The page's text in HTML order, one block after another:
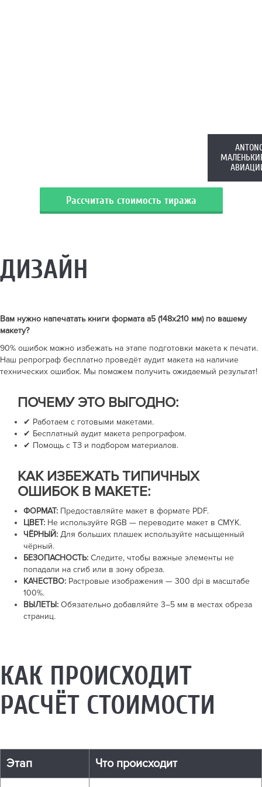
Рассчитать стоимость тиража
ДИЗАЙН
Вам нужно напечатать книги формата а5 (148x210 мм)по вашему
макету?
90% ошибок можно избежать на этапе подготовки макета к печати.
Наш репрограф бесплатно проведёт аудит макета на наличие
технических ошибок. Мы поможем получить ожидаемый результат!
ПОЧЕМУ ЭТО ВЫГОДНО:
✔ Работаем с готовыми макетами.
✔ Бесплатный аудит макета репрографом.
✔ Помощь с ТЗ и подбором материалов.
КАК ИЗБЕЖАТЬ ТИПИЧНЫХ
ОШИБОК В МАКЕТЕ:
ФОРМАТ: Предоставляйте макет в формате PDF.
ЦВЕТ: Не используйте RGB — переводите макет в CMYK.
ЧЁРНЫЙ: Для больших плашек используйте насыщенный
чёрный.
БЕЗОПАСНОСТЬ: Следите, чтобы важные элементы не
попадали на сгиб или в зону обреза.
КАЧЕСТВО: Растровые изображения — 300 dpi в масштабе
100%.
ВЫЛЕТЫ: Обязательно добавляйте 3–5 мм в местах обреза
страниц.
КАК ПРОИСХОДИТ
РАСЧЁТ СТОИМОСТИ
Этап Что происходит